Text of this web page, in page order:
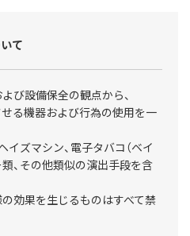
て
び設備保全の観点から、
せる機器および行為の使用を一
イズマシン、電子タバコ（ベイ
類、その他類似の演出手段を含
効果を生じるものはすべて禁